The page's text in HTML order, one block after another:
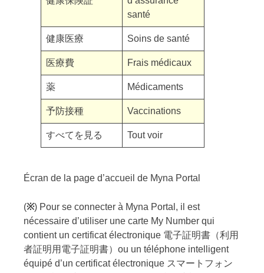
santé
健康医療 Soins de santé
医療費 Frais médicaux
薬 Médicaments
予防接種 Vaccinations
すべてを見る Tout voir
Écran de la page d’accueil de Myna Portal
(※) Pour se connecter à Myna Portal, il est
nécessaire d’utiliser une carte My Number qui
contient un certificat électronique 電子証明書（利用
者証明用電子証明書）ou un téléphone intelligent
équipé d’un certificat électronique スマートフォン